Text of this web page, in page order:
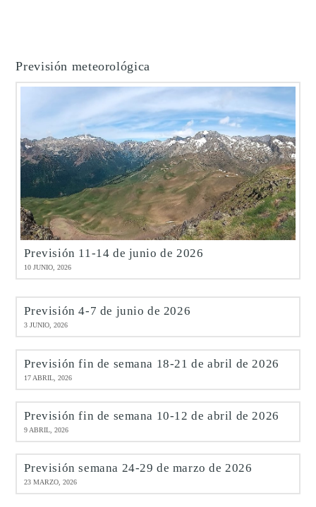
Previsión meteorológica
Previsión 11-14 de junio de 2026
10 JUNIO, 2026
Previsión 4-7 de junio de 2026
3 JUNIO, 2026
Previsión fin de semana 18-21 de abril de 2026
17 ABRIL, 2026
Previsión fin de semana 10-12 de abril de 2026
9 ABRIL, 2026
Previsión semana 24-29 de marzo de 2026
23 MARZO, 2026